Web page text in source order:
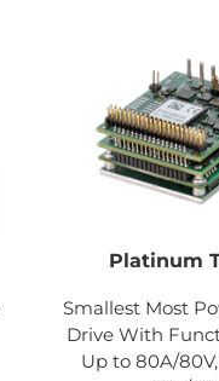
Platinum
Smallest Most
Drive With
Up to 80A/